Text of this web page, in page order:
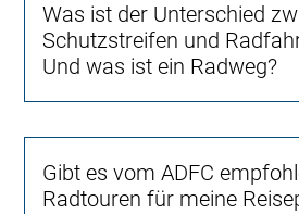
Was ist der Unterschied
Schutzstreifen und
Und was ist ein Radweg?
Gibt es vom ADFC
Radtouren für meine